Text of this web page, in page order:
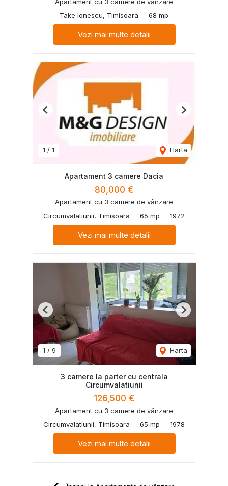
Take Ionescu, Timisoara
68 mp
Vezi mai multe detalii
1 / 1 Harta
Previous Next
Apartament 3 camere Dacia
80,000 €
Apartament cu 3 camere de vânzare
Circumvalatiunii, Timisoara
65 mp 1972
Vezi mai multe detalii
1 / 9 Harta
Previous Next
3 camere la parter cu centrala
Circumvalatiunii
126,500 €
Apartament cu 3 camere de vânzare
Circumvalatiunii, Timisoara
65 mp 1978
Vezi mai multe detalii